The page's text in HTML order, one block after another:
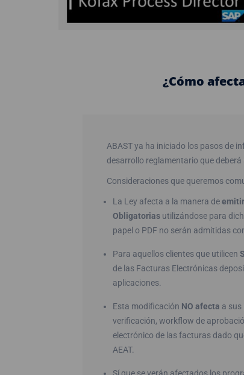
¿Cómo
ABAST ya ha iniciado los pasos de
desarrollo reglamentario que
Consideraciones que queremos
La Ley afecta a la manera de
Obligatorias utilizándose para
papel o PDF no serán admitidas
Para aquellos clientes que utilicen
de las Facturas Electrónicas
aplicaciones.
Esta modificación NO afecta a sus
verificación, workflow de
electrónico de las facturas dado
AEAT.